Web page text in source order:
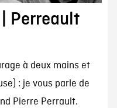
Perreault
à deux mains et
: je vous parle de
Pierre Perrault.